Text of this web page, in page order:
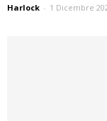
Harlock - 1 Dicembre